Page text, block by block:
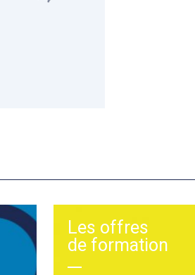
Les offres
de formation